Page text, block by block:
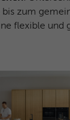
zum
flexible und